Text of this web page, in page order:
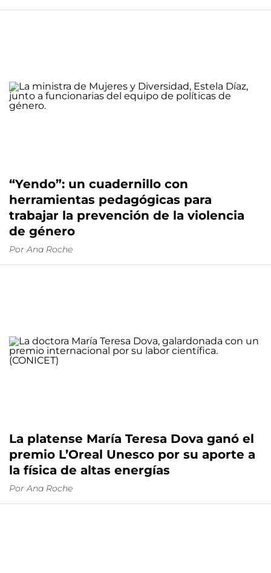
“Yendo”: un cuadernillo con
herramientas pedagógicas para
trabajar la prevención de la violencia
de género
Por Ana Roche
La platense María Teresa Dova ganó el
premio L’Oreal Unesco por su aporte a
la física de altas energías
Por Ana Roche